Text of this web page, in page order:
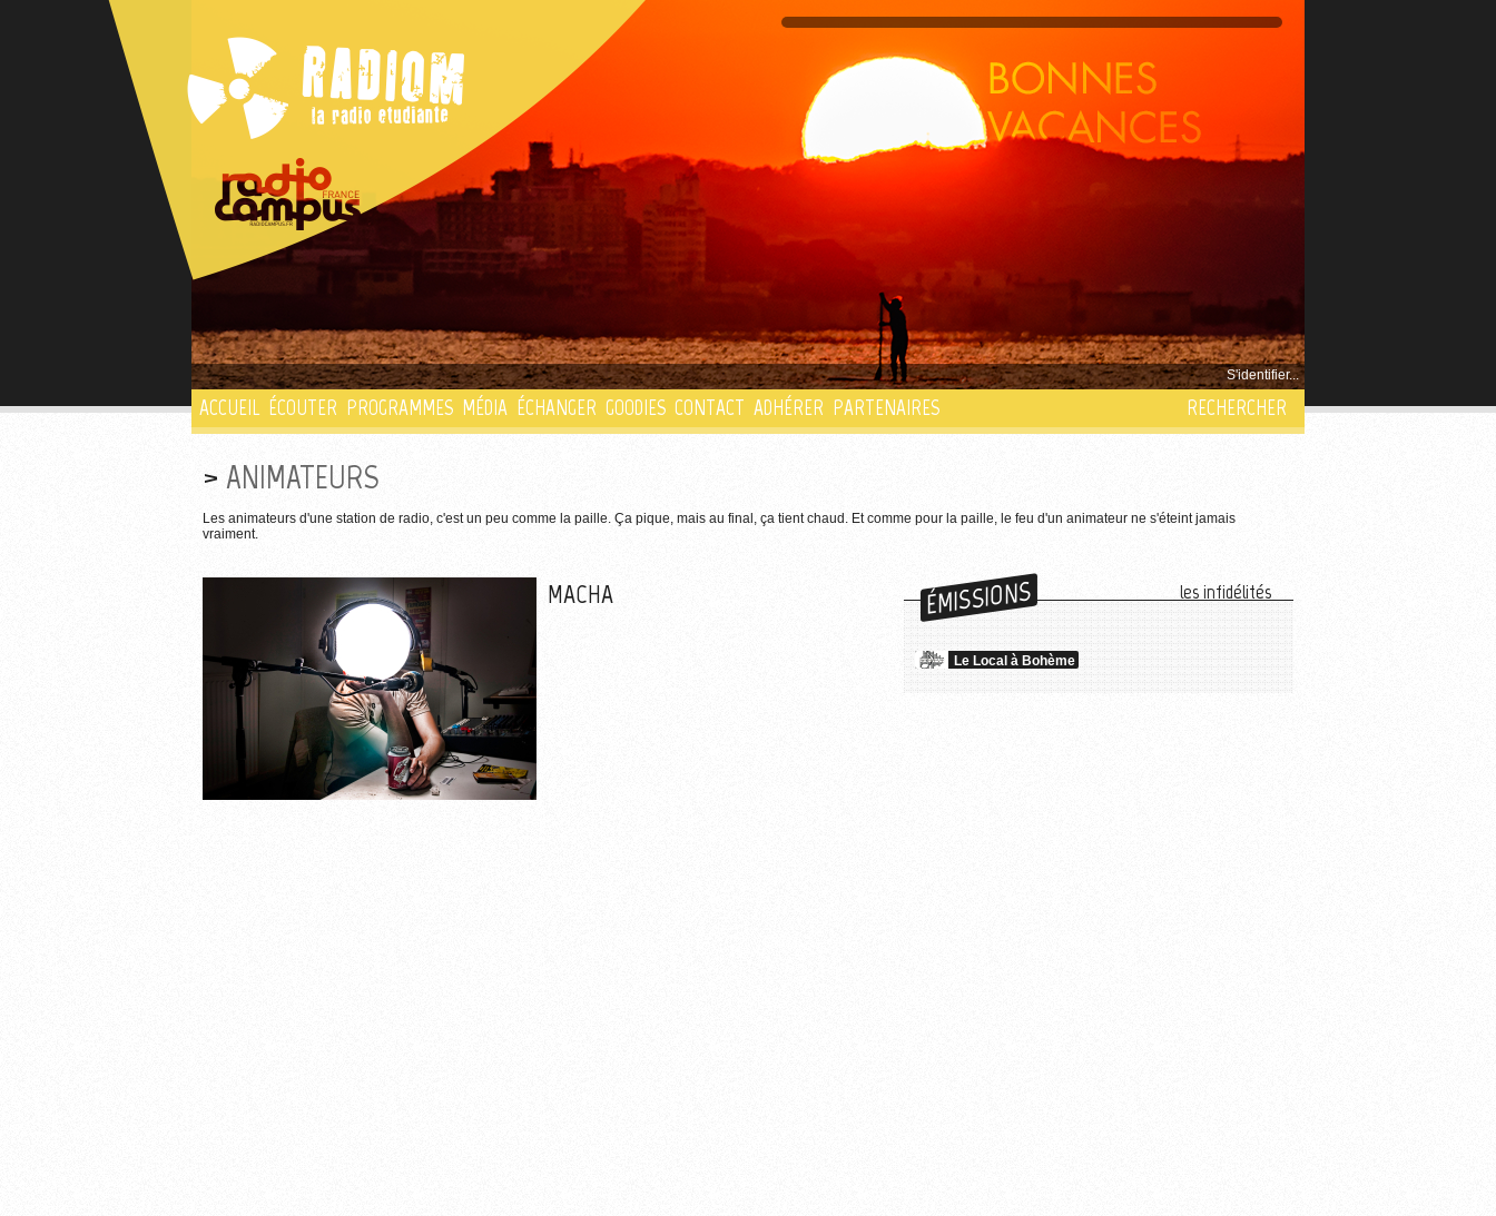
S'identifier...
ACCUEIL ÉCOUTER PROGRAMMES MÉDIA ÉCHANGER GOODIES CONTACT ADHÉRER PARTENAIRES RECHERCHER
ANIMATEURS
Les animateurs d'une station de radio, c'est un peu comme la paille. Ça pique, mais au final, ça tient chaud. Et comme pour la paille, le feu d'un animateur ne s'éteint jamais
vraiment.
MACHA ÉMISSIONS les infidélités
Le Local à Bohème